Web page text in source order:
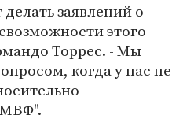
заявлений о
этого
Торрес. - Мы
когда у нас не
МВФ".